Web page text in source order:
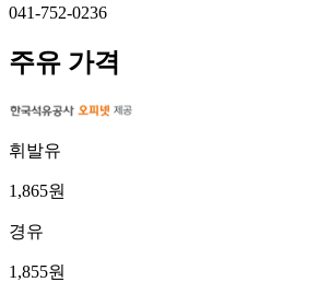
041-752-0236
주유 가격
휘발유
1,865원
경유
1,855원